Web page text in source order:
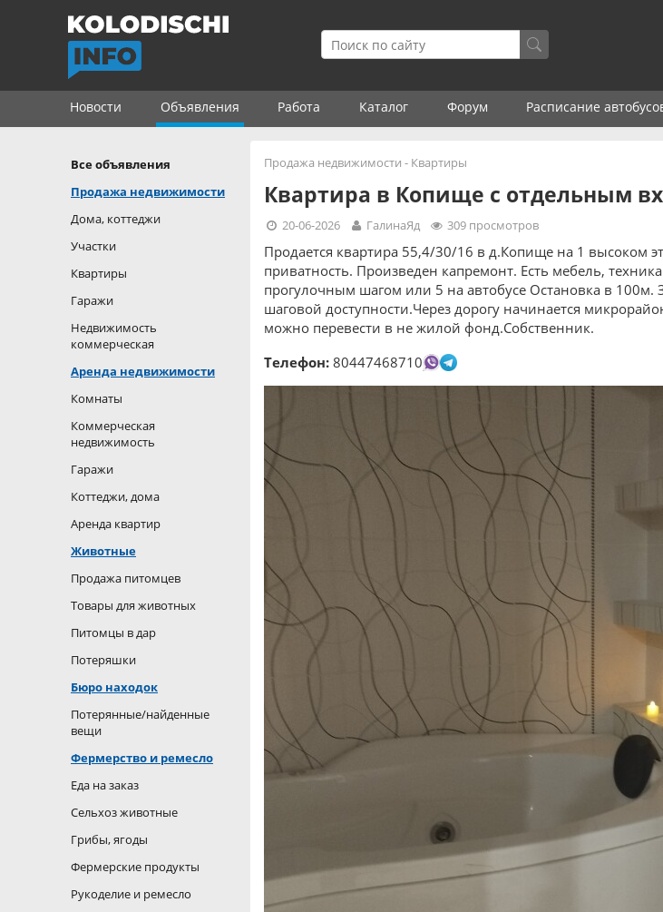
Новости Объявления Работа Каталог Форум Расписание
Все объявления
Продажа недвижимости
Дома, коттеджи
Участки
Квартиры
Гаражи
Недвижимость
коммерческая
Аренда недвижимости
Комнаты
Коммерческая
недвижимость
Гаражи
Коттеджи, дома
Аренда квартир
Животные
Продажа питомцев
Товары для животных
Питомцы в дар
Потеряшки
Бюро находок
Потерянные/найденные
вещи
Фермерство и ремесло
Еда на заказ
Сельхоз животные
Грибы, ягоды
Фермерские продукты
Рукоделие и ремесло
Продажа недвижимости - Квартиры
Квартира в Копище с отдельным
20-06-2026 ГалинаЯд 309 просмотров
Продается квартира 55,4/30/16 в д.Копище на 1 высоком
приватность. Произведен капремонт. Есть мебель,
прогулочным шагом или 5 на автобусе Остановка в 100м.
шаговой доступности.Через дорогу начинается
можно перевести в не жилой фонд.Собственник.
Телефон: 80447468710